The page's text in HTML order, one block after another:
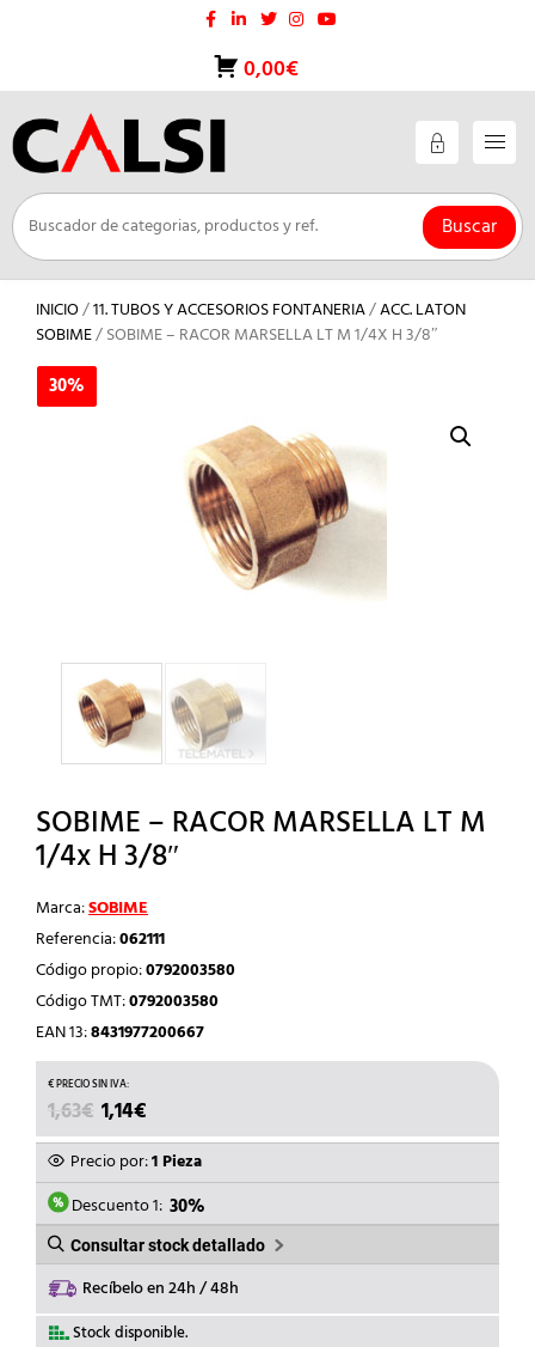
0,00€
Buscar
INICIO/11. TUBOS Y ACCESORIOS FONTANERIA/ACC. LATON
SOBIME/ SOBIME – RACOR MARSELLA LT M 1/4X H 3/8″
30%
SOBIME – RACOR MARSELLA LT M
1/4x H 3/8″
Marca:SOBIME
Referencia:062111
Código propio:0792003580
Código TMT:0792003580
EAN 13:8431977200667
1,63€ EL
PRECIO
ORIGINAL
ERA:
1,63€.
1,14€
PRECIO
ACTUAL
ES:
1,14€.
Precio por:1 Pieza
Descuento 1: 30%
Consultar stock detallado
Recíbelo en 24h / 48h
Stock disponible.
30%